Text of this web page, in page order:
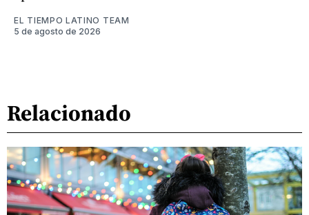
EL TIEMPO LATINO TEAM
5 de agosto de 2026
Relacionado